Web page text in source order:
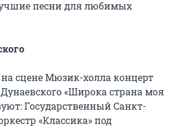
песни для любимых
на сцене Мюзик-холла концерт
«Широка страна моя
Государственный Санкт-
«Классика» под